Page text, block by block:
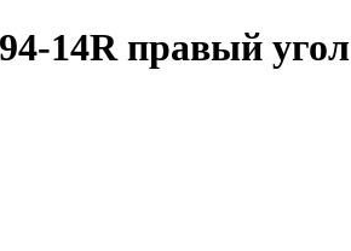
14R правый угол